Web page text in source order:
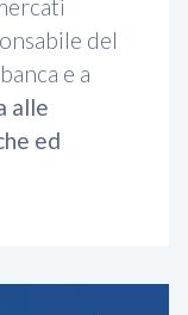
del
e a
alle
ed